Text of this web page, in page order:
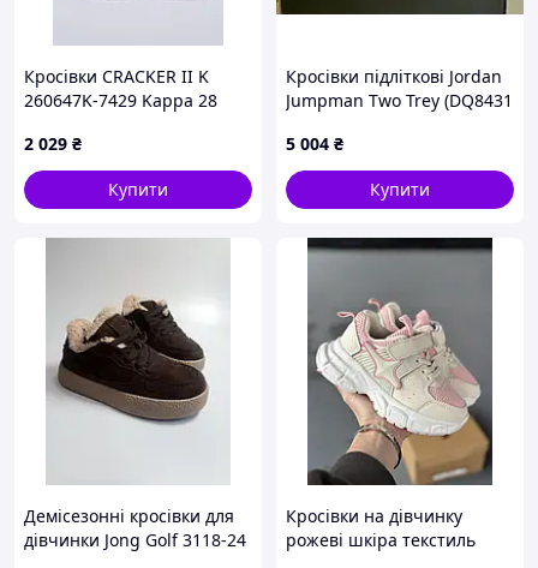
Кросівки CRACKER II K
260647K-7429 Kappa 28
2 029 ₴
Купити
Кросівки підліткові Jordan
Jumpman Two Trey (DQ8431
5 004 ₴
Купити
Демісезонні кросівки для
дівчинки Jong Golf 3118-24
Кросівки на дівчинку
рожеві шкіра текстиль